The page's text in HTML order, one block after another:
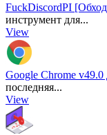
FuckDiscordPI
инструмент для...
View
Google Chrome v49.0
последняя...
View